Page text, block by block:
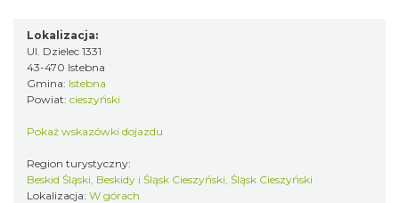
Lokalizacja:
Ul. Dzielec 1331
43-470 Istebna
Gmina: Istebna
Powiat: cieszyński
Pokaż wskazówki dojazdu
Region turystyczny:
Beskid Śląski, Beskidy i Śląsk Cieszyński, Śląsk Cieszyński
Lokalizacja: W górach